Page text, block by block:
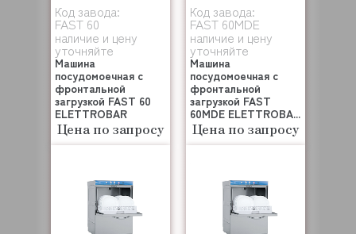
Код завода:
FAST 60
наличие и цену
уточняйте
Машина
посудомоечная с
фронтальной
загрузкой FAST 60
ELETTROBAR
Цена по запросу
Код завода:
FAST 60MDE
наличие и цену
уточняйте
Машина
посудомоечная с
фронтальной
загрузкой FAST
60MDE ELETTROBA...
Цена по запросу